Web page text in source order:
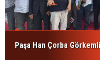
Paşa Han Çorba